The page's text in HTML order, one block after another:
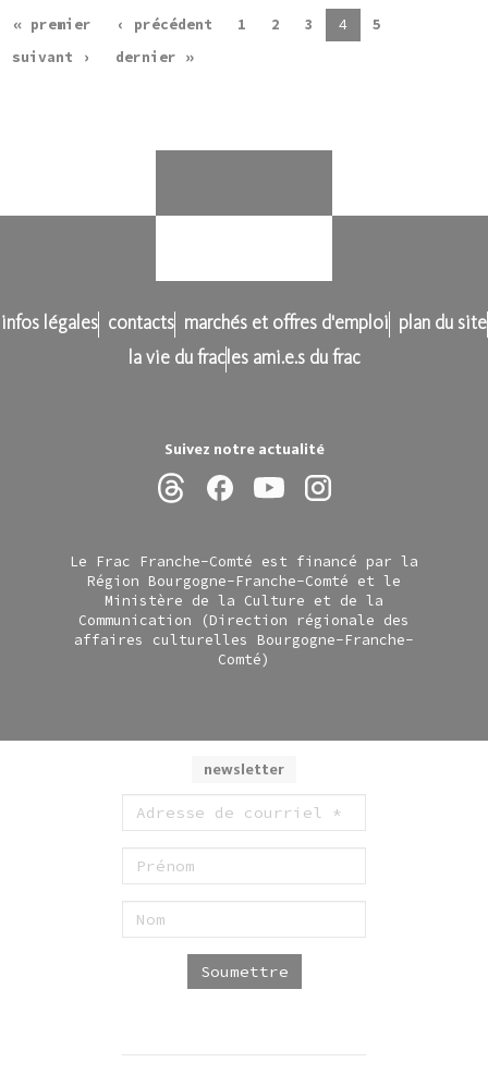
Suivez notre actualité
newsletter
Soumettre
« premier ‹ précédent 1 2 3 4
5
suivant ›
dernier »
infos légales contacts marchés et offres d'emploi
plan du site
la vie du frac les ami.e.s du frac
Le Frac Franche-Comté est financé par la
Région Bourgogne-Franche-Comté et le
Ministère de la Culture et de la
Communication (Direction régionale des
affaires culturelles Bourgogne-Franche-
Comté)